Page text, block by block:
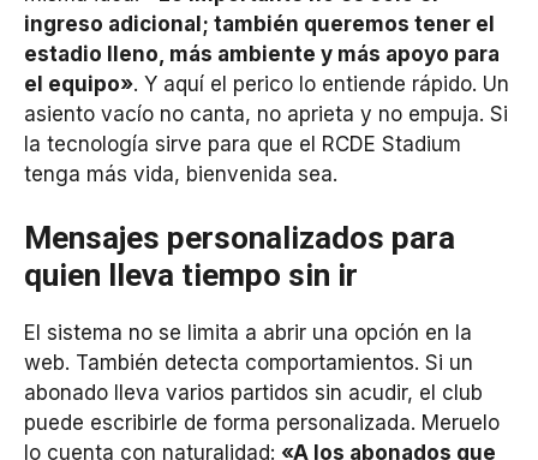
ingreso adicional; también queremos tener el
estadio lleno, más ambiente y más apoyo para
el equipo». Y aquí el perico lo entiende rápido. Un
asiento vacío no canta, no aprieta y no empuja. Si
la tecnología sirve para que el RCDE Stadium
tenga más vida, bienvenida sea.
Mensajes personalizados para
quien lleva tiempo sin ir
El sistema no se limita a abrir una opción en la
web. También detecta comportamientos. Si un
abonado lleva varios partidos sin acudir, el club
puede escribirle de forma personalizada. Meruelo
lo cuenta con naturalidad: «A los abonados que